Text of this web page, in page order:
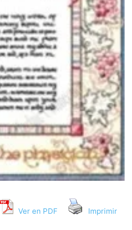
Ver en PDF Imprimir